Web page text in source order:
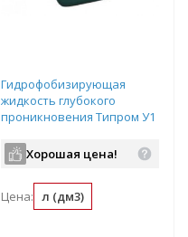
Гидрофобизирующая
жидкость глубокого
проникновения Типром У1
Хорошая цена!
Цена: л (дм3)